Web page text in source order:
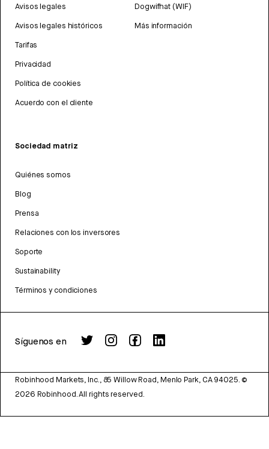
Avisos legales
Avisos legales históricos
Tarifas
Privacidad
Política de cookies
Acuerdo con el cliente
Dogwifhat (WIF)
Más información
Sociedad matriz
Quiénes somos
Blog
Prensa
Relaciones con los inversores
Soporte
Sustainability
Términos y condiciones
Síguenos en
Robinhood Markets, Inc., 85 Willow Road, Menlo Park, CA 94025. ©
2026 Robinhood. All rights reserved.